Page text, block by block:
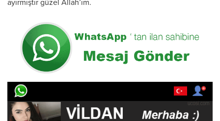
ayırmıştır güzel Allah’ım.